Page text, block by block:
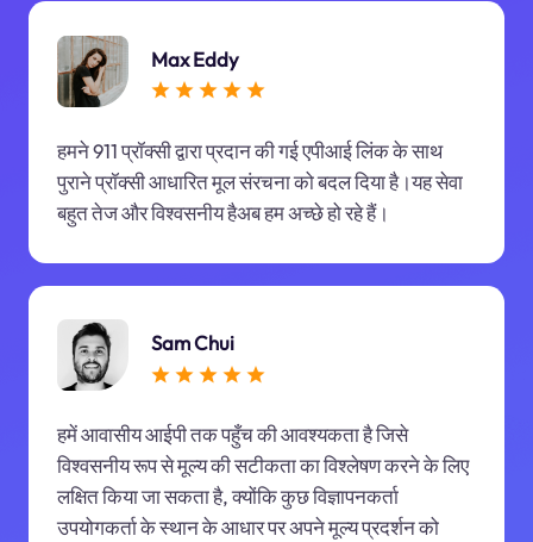
Max Eddy
हमने 911 प्रॉक्सी द्वारा प्रदान की गई एपीआई लिंक के साथ
पुराने प्रॉक्सी आधारित मूल संरचना को बदल दिया है।यह सेवा
बहुत तेज और विश्वसनीय हैअब हम अच्छे हो रहे हैं।
Sam Chui
हमें आवासीय आईपी तक पहुँच की आवश्यकता है जिसे
विश्वसनीय रूप से मूल्य की सटीकता का विश्लेषण करने के लिए
लक्षित किया जा सकता है, क्योंकि कुछ विज्ञापनकर्ता
उपयोगकर्ता के स्थान के आधार पर अपने मूल्य प्रदर्शन को